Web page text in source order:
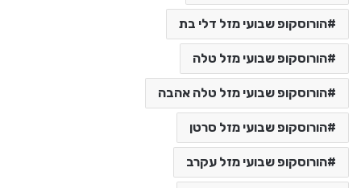
הורוסקופ שבועי מזל דלי בת
הורוסקופ שבועי מזל טלה
הורוסקופ שבועי מזל טלה אהבה
הורוסקופ שבועי מזל סרטן
הורוסקופ שבועי מזל עקרב